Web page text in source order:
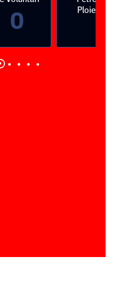
0
Ploieşti